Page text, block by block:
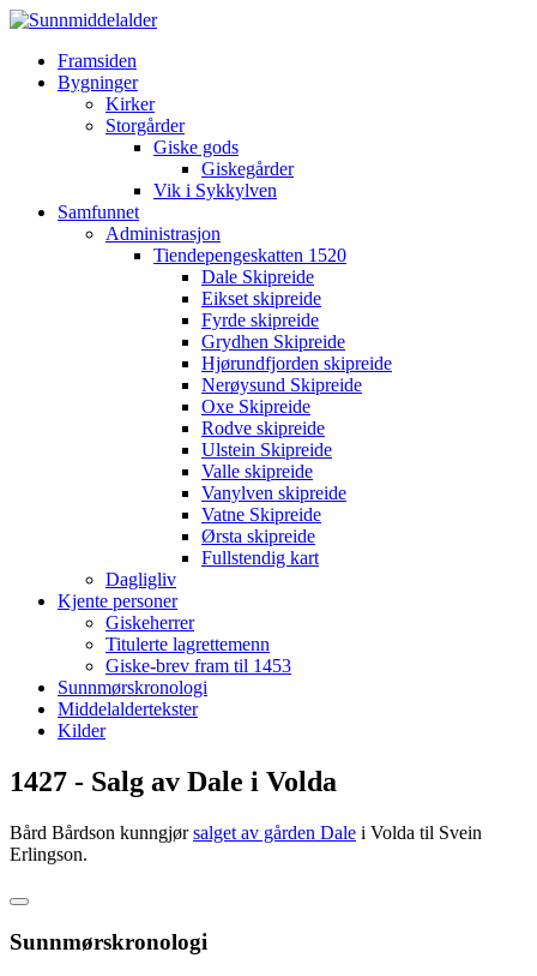
Framsiden
Bygninger
Kirker
Storgårder
Giske gods
Giskegårder
Vik i Sykkylven
Samfunnet
Administrasjon
Tiendepengeskatten 1520
Dale Skipreide
Eikset skipreide
Fyrde skipreide
Grydhen Skipreide
Hjørundfjorden skipreide
Nerøysund Skipreide
Oxe Skipreide
Rodve skipreide
Ulstein Skipreide
Valle skipreide
Vanylven skipreide
Vatne Skipreide
Ørsta skipreide
Fullstendig kart
Dagligliv
Kjente personer
Giskeherrer
Titulerte lagrettemenn
Giske-brev fram til 1453
Sunnmørskronologi
Middelaldertekster
Kilder
1427 - Salg av Dale i Volda
Bård Bårdson kunngjørsalget av gården Dale i Volda til Svein
Erlingson.
Sunnmørskronologi